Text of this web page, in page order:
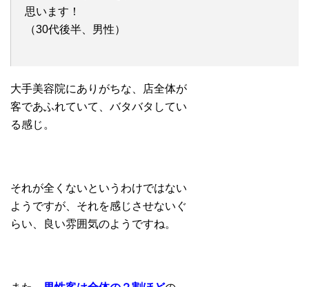
思います！
（30代後半、男性）
大手美容院にありがちな、店全体が
客であふれていて、バタバタしてい
る感じ。
それが全くないというわけではない
ようですが、それを感じさせないぐ
らい、良い雰囲気のようですね。